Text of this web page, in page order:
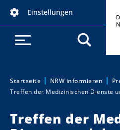
Einstellungen
Sie sind hier:
Startseite NRW informieren
Treffen der Medizinischen Dienste
Treffen der